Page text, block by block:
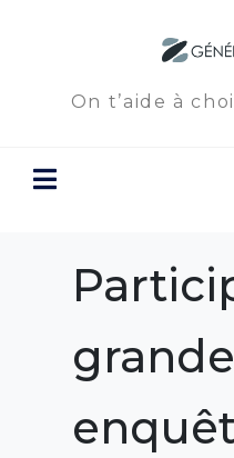
On t’aide à
grande